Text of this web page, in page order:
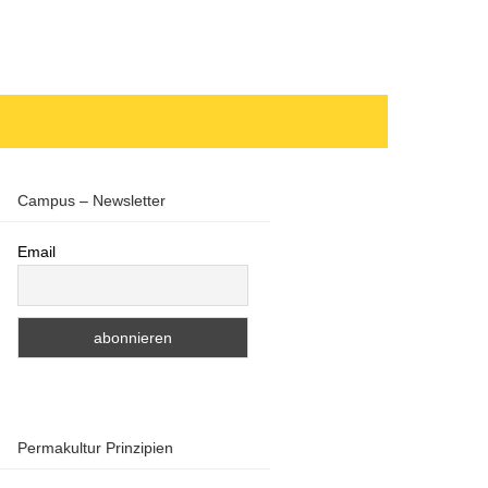
Campus – Newsletter
Email
Permakultur Prinzipien